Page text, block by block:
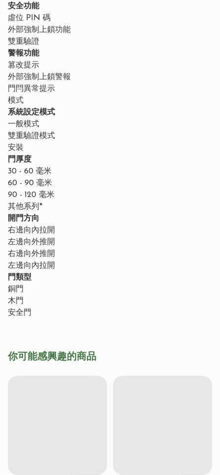
安全功能
虛位 PIN 碼
外部強制上鎖功能
雙重驗證
警報功能
篡改提示
外部強制上鎖警報
門閂異常提示
模式
系統設定模式
一般模式
雙重驗證模式
安裝
門厚度
30 - 60 毫米
60 - 90 毫米
90 - 120 毫米
其他系列*
開門方向
右邊向內拉開
左邊向外推開
右邊向外推開
左邊向內拉開
門類型
銅門
木門
安全門
你可能感興趣的商品